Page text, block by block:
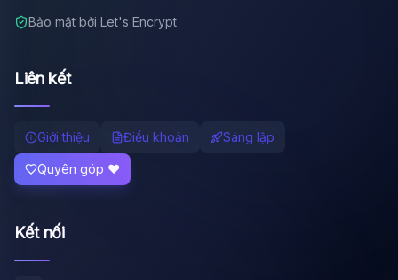
Bảo mật bởi Let's Encrypt
Liên kết
Giới thiệu Điều khoản Sáng lập
Quyên góp ❤️
Kết nối